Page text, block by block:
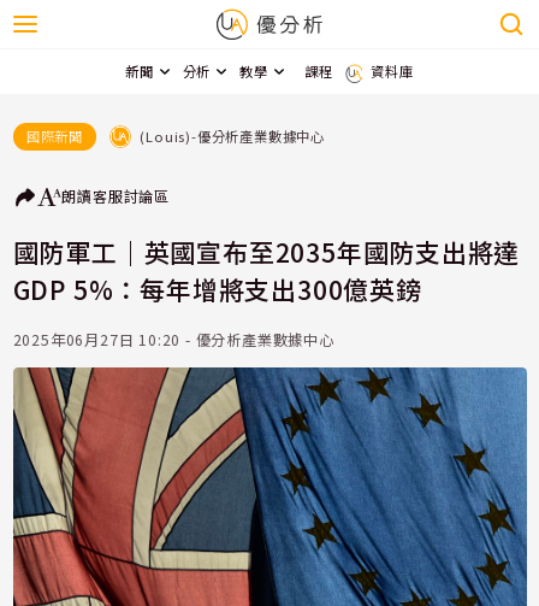
新聞 分析 教學 課程 資料庫
國際新聞 (Louis)-優分析產業數據中心
朗讀客服討論區
國防軍工｜英國宣布至2035年國防支出將達
GDP 5%：每年增將支出300億英鎊
2025年06月27日 10:20 - 優分析產業數據中心